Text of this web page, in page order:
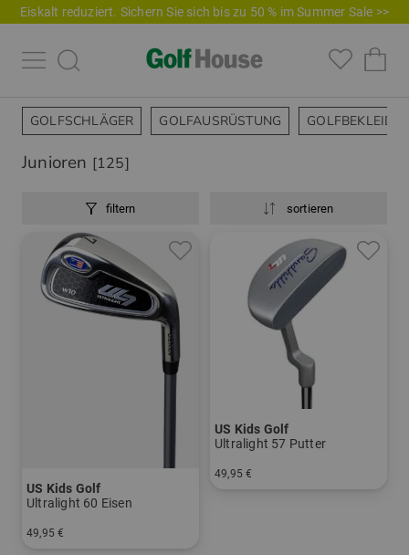
Eiskalt reduziert. Sichern Sie sich bis zu 50 % im Summer Sale >>
GOLFSCHLÄGER GOLFAUSRÜSTUNG
Junioren [125]
filtern sortieren
US Kids Golf
Ultralight 60 Eisen
49,95 €
US Kids Golf
Ultralight 57 Putter
49,95 €